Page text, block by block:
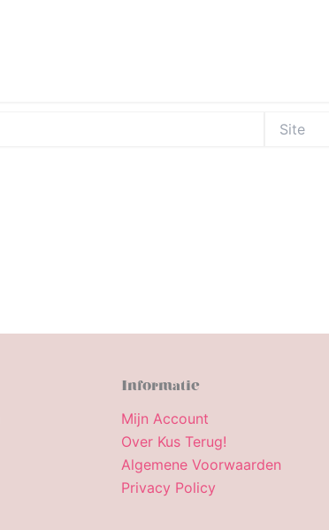
Informatie
Mijn Account
Over Kus Terug!
Algemene Voorwaarden
Privacy Policy